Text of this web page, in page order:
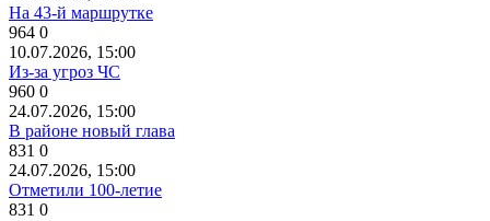
На 43-й маршрутке
964 0
10.07.2026, 15:00
Из-за угроз ЧС
960 0
24.07.2026, 15:00
В районе новый глава
831 0
24.07.2026, 15:00
Отметили 100-летие
831 0